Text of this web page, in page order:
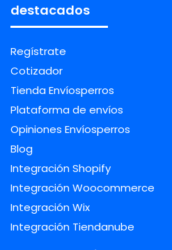
destacados
Regístrate
Cotizador
Tienda Envíosperros
Plataforma de envíos
Opiniones Envíosperros
Blog
Integración Shopify
Integración Woocommerce
Integración Wix
Integración Tiendanube